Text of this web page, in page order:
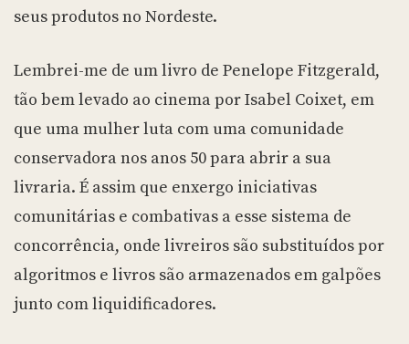
seus produtos no Nordeste.
Lembrei-me de um livro de Penelope Fitzgerald,
tão bem levado ao cinema por Isabel Coixet, em
que uma mulher luta com uma comunidade
conservadora nos anos 50 para abrir a sua
livraria. É assim que enxergo iniciativas
comunitárias e combativas a esse sistema de
concorrência, onde livreiros são substituídos por
algoritmos e livros são armazenados em galpões
junto com liquidificadores.